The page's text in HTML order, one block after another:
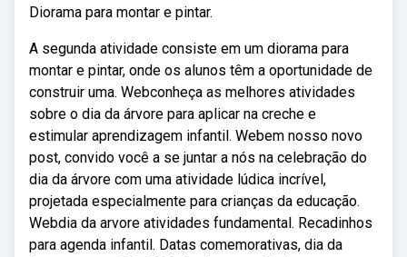
Diorama para montar e pintar.
A segunda atividade consiste em um diorama para
montar e pintar, onde os alunos têm a oportunidade de
construir uma. Webconheça as melhores atividades
sobre o dia da árvore para aplicar na creche e
estimular aprendizagem infantil. Webem nosso novo
post, convido você a se juntar a nós na celebração do
dia da árvore com uma atividade lúdica incrível,
projetada especialmente para crianças da educação.
Webdia da arvore atividades fundamental. Recadinhos
para agenda infantil. Datas comemorativas, dia da